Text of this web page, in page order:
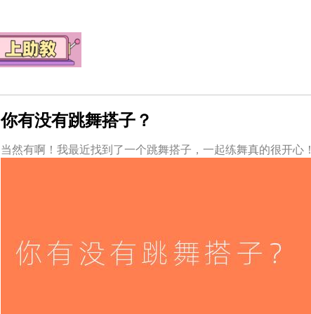
你有没有跳舞搭子？
当然有啊！我最近找到了一个跳舞搭子，一起练舞真的很开心！